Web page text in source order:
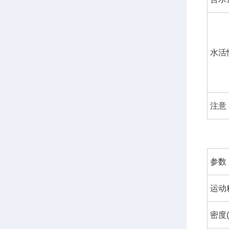
水活
注意
参数
运动
密度